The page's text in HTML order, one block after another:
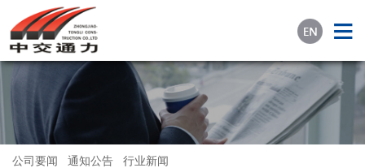
公司要闻 通知公告 行业新闻